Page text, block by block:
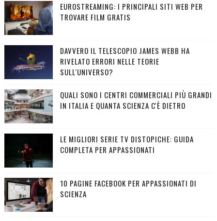
EUROSTREAMING: I PRINCIPALI SITI WEB PER
TROVARE FILM GRATIS
DAVVERO IL TELESCOPIO JAMES WEBB HA
RIVELATO ERRORI NELLE TEORIE
SULL'UNIVERSO?
QUALI SONO I CENTRI COMMERCIALI PIÙ GRANDI
IN ITALIA E QUANTA SCIENZA C'È DIETRO
LE MIGLIORI SERIE TV DISTOPICHE: GUIDA
COMPLETA PER APPASSIONATI
10 PAGINE FACEBOOK PER APPASSIONATI DI
SCIENZA